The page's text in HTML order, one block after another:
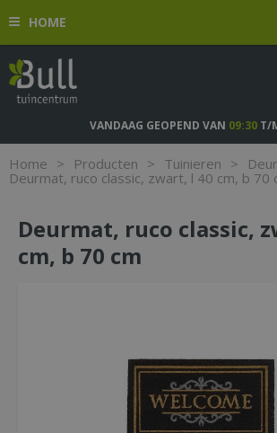
n
o
HOME
Home > Producten > Tuinieren >
Deurmat, ruco classic, zwart, l 40 cm, b 70
VANDAAG GEOPEND VAN 09:30T/
Deurmat, ruco classic,
cm, b 70 cm